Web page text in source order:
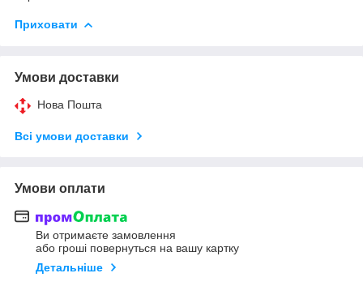
Приховати
Умови доставки
Нова Пошта
Всі умови доставки
Умови оплати
Ви отримаєте замовлення
або гроші повернуться на вашу картку
Детальніше